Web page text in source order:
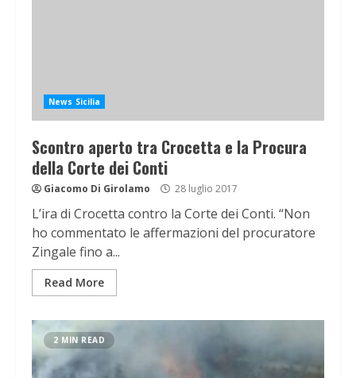
News Sicilia
Scontro aperto tra Crocetta e la Procura
della Corte dei Conti
Giacomo Di Girolamo 28 luglio 2017
L’ira di Crocetta contro la Corte dei Conti. “Non
ho commentato le affermazioni del procuratore
Zingale fino a...
Read More
2 MIN READ